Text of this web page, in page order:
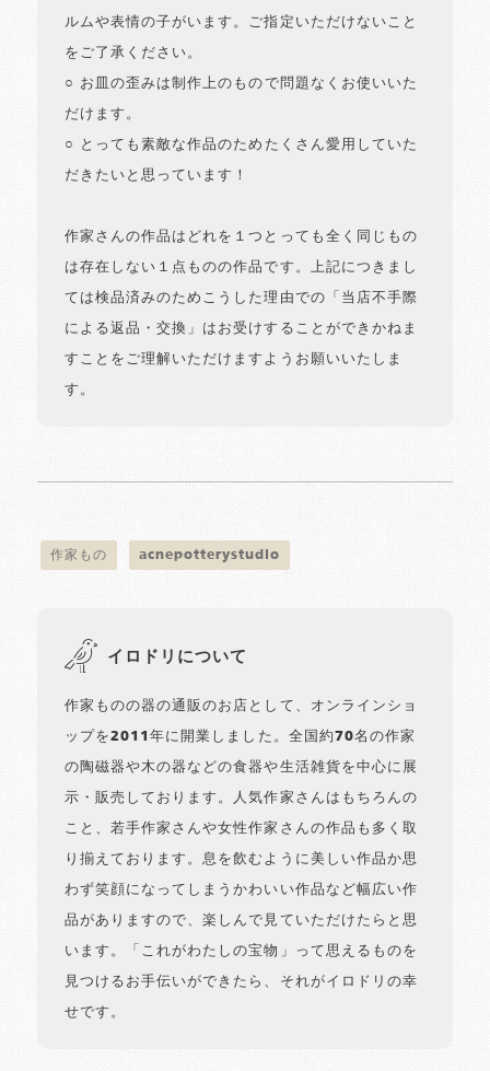
ルムや表情の子がいます。ご指定いただけないこと
をご了承ください。
○ お皿の歪みは制作上のもので問題なくお使いいた
だけます。
○ とっても素敵な作品のためたくさん愛用していた
だきたいと思っています！
作家さんの作品はどれを１つとっても全く同じもの
は存在しない１点ものの作品です。上記につきまし
ては検品済みのためこうした理由での「当店不手際
による返品・交換」はお受けすることができかねま
すことをご理解いただけますようお願いいたしま
す。
作家もの acnepotterystudio
イロドリについて
作家ものの器の通販のお店として、オンラインショ
ップを2011年に開業しました。全国約70名の作家
の陶磁器や木の器などの食器や生活雑貨を中心に展
示・販売しております。人気作家さんはもちろんの
こと、若手作家さんや女性作家さんの作品も多く取
り揃えております。息を飲むように美しい作品か思
わず笑顔になってしまうかわいい作品など幅広い作
品がありますので、楽しんで見ていただけたらと思
います。「これがわたしの宝物」って思えるものを
見つけるお手伝いができたら、それがイロドリの幸
せです。